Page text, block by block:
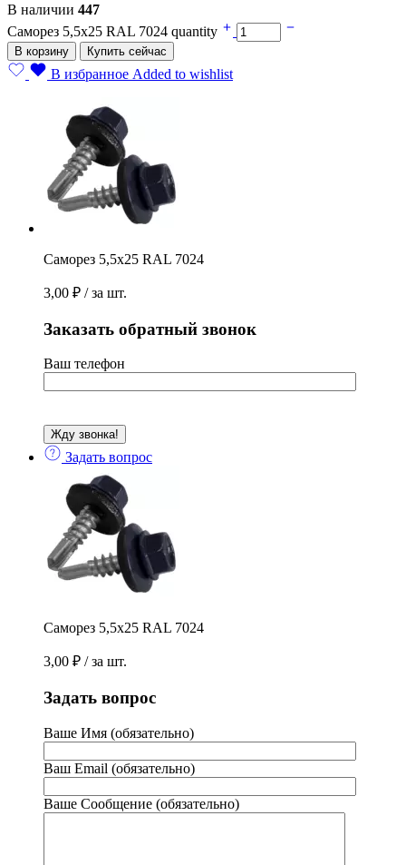
В наличии 447
Саморез 5,5х25 RAL 7024 quantity
В корзину Купить сейчас
В избранное Added to wishlist
Саморез 5,5х25 RAL 7024
3,00 ₽ / за шт.
Заказать обратный звонок
Ваш телефон
Задать вопрос
Саморез 5,5х25 RAL 7024
3,00 ₽ / за шт.
Задать вопрос
Ваше Имя (обязательно)
Ваш Email (обязательно)
Ваше Сообщение (обязательно)